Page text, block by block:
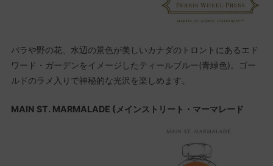
バラや野の花、水辺の景色が美しいカナダのトロントにあるエド
ワード・ガーデンをイメージしたティールブルー(青緑色)。ゴー
ルドのラメ入りで神秘的な光沢を楽しめます。
MAIN ST. MARMALADE (メインストリート・マーマレード